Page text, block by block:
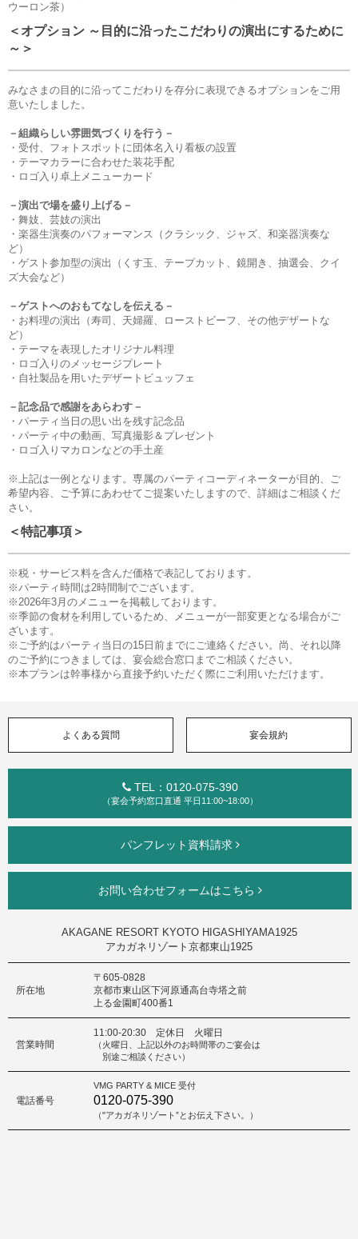
ウーロン茶）
＜オプション ～目的に沿ったこだわりの演出にするために
～＞
みなさまの目的に沿ってこだわりを存分に表現できるオプションをご用
意いたしました。
－組織らしい雰囲気づくりを行う－
・受付、フォトスポットに団体名入り看板の設置
・テーマカラーに合わせた装花手配
・ロゴ入り卓上メニューカード
－演出で場を盛り上げる－
・舞妓、芸妓の演出
・楽器生演奏のパフォーマンス（クラシック、ジャズ、和楽器演奏な
ど）
・ゲスト参加型の演出（くす玉、テープカット、鏡開き、抽選会、クイ
ズ大会など）
－ゲストへのおもてなしを伝える－
・お料理の演出（寿司、天婦羅、ローストビーフ、その他デザートな
ど）
・テーマを表現したオリジナル料理
・ロゴ入りのメッセージプレート
・自社製品を用いたデザートビュッフェ
－記念品で感謝をあらわす－
・パーティ当日の思い出を残す記念品
・パーティ中の動画、写真撮影＆プレゼント
・ロゴ入りマカロンなどの手土産
※上記は一例となります。専属のパーティコーディネーターが目的、ご
希望内容、ご予算にあわせてご提案いたしますので、詳細はご相談くだ
さい。
＜特記事項＞
※税・サービス料を含んだ価格で表記しております。
※パーティ時間は2時間制でございます。
※2026年3月のメニューを掲載しております。
※季節の食材を利用しているため、メニューが一部変更となる場合がご
ざいます。
※ご予約はパーティ当日の15日前までにご連絡ください。尚、それ以降
のご予約につきましては、宴会総合窓口までご相談ください。
※本プランは幹事様から直接予約いただく際にご利用いただけます。
よくある質問 宴会規約
TEL：0120-075-390
（宴会予約窓口直通 平日11:00~18:00）
パンフレット資料請求
お問い合わせフォームはこちら
AKAGANE RESORT KYOTO HIGASHIYAMA1925
アカガネリゾート京都東山1925
所在地
〒605-0828
京都市東山区下河原通高台寺塔之前
上る金園町400番1
営業時間
11:00-20:30 定休日 火曜日
（火曜日、上記以外のお時間帯のご宴会は
別途ご相談ください）
電話番号
VMG PARTY & MICE 受付
0120-075-390
（"アカガネリゾート”とお伝え下さい。）